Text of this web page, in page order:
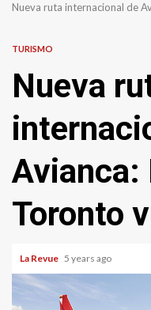
Nueva ruta internacional de
TURISMO
Nueva
Avianca:
Toronto
La Revue 5 years ago